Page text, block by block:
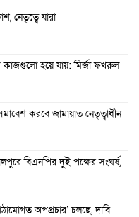
নেতৃত্বে যারা
কাজগুলো হয়ে যায়: মির্জা ফখরুল
করবে জামায়াত নেতৃত্বাধীন
বিএনপির দুই পক্ষের সংঘর্ষ,
অপপ্রচার’ চলছে, দাবি